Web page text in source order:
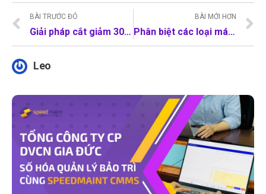
BÀI TRƯỚC ĐÓ
Giải pháp cắt giảm 30% chi phí sản xuất mọi doanh nghiệp cần biết
BÀI MỚI HƠN
Phân biệt các loại máy móc sử dụng trong dây chuyền sản xuất
Leo